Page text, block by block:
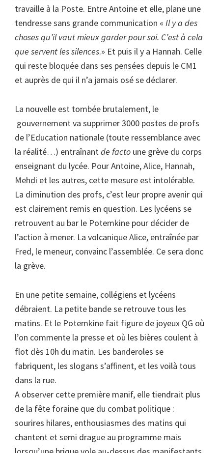
travaille à la Poste. Entre Antoine et elle, plane une
tendresse sans grande communication « Il y a des
choses qu’il vaut mieux garder pour soi. C’est à cela
que servent les silences.» Et puis il y a Hannah. Celle
qui reste bloquée dans ses pensées depuis le CM1
et auprès de qui il n’a jamais osé se déclarer.
La nouvelle est tombée brutalement, le
gouvernement va supprimer 3000 postes de profs
de l’Education nationale (toute ressemblance avec
la réalité…) entraînantde facto une grève du corps
enseignant du lycée. Pour Antoine, Alice, Hannah,
Mehdi et les autres, cette mesure est intolérable.
La diminution des profs, c’est leur propre avenir qui
est clairement remis en question. Les lycéens se
retrouvent au bar le Potemkine pour décider de
l’action à mener. La volcanique Alice, entraînée par
Fred, le meneur, convainc l’assemblée. Ce sera donc
la grève.
En une petite semaine, collégiens et lycéens
débraient. La petite bande se retrouve tous les
matins. Et le Potemkine fait figure de joyeux QG où
l’on commente la presse et où les bières coulent à
flot dès 10h du matin. Les banderoles se
fabriquent, les slogans s’affinent, et les voilà tous
dans la rue.
A observer cette première manif, elle tiendrait plus
de la fête foraine que du combat politique :
sourires hilares, enthousiasmes des matins qui
chantent et semi drague au programme mais